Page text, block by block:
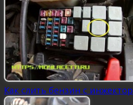
Как слить бензин с